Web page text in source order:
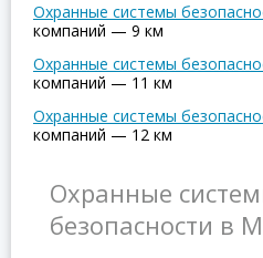
Охранные системы
компаний — 9 км
Охранные системы
компаний — 11 км
Охранные системы
компаний — 12 км
Охранные
безопасности в